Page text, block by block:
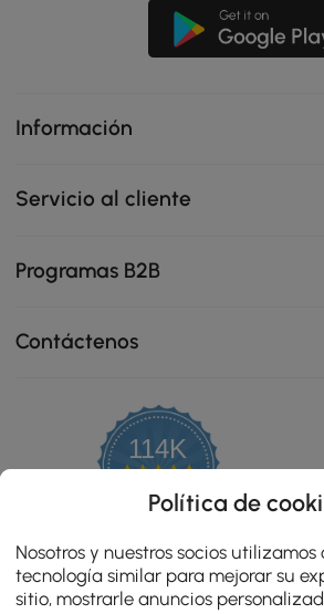
Información
Servicio al cliente
Programas B2B
Contáctenos
114K
4.8
star
rating
OPINIONES CERTIFICADAS
Política de
Nosotros y nuestros socios utilizamos
tecnología similar para mejorar su
sitio, mostrarle anuncios